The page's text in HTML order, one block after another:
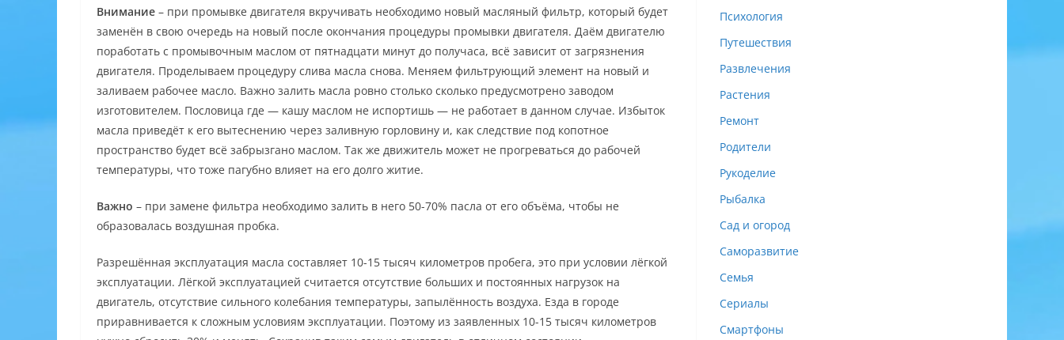
Внимание – при промывке двигателя вкручивать необходимо новый масляный фильтр, который будет
заменён в свою очередь на новый после окончания процедуры промывки двигателя. Даём двигателю
поработать с промывочным маслом от пятнадцати минут до получаса, всё зависит от загрязнения
двигателя. Проделываем процедуру слива масла снова. Меняем фильтрующий элемент на новый и
заливаем рабочее масло. Важно залить масла ровно столько сколько предусмотрено заводом
изготовителем. Пословица где — кашу маслом не испортишь — не работает в данном случае. Избыток
масла приведёт к его вытеснению через заливную горловину и, как следствие под копотное
пространство будет всё забрызгано маслом. Так же движитель может не прогреваться до рабочей
температуры, что тоже пагубно влияет на его долго житие.
Важно – при замене фильтра необходимо залить в него 50-70% пасла от его объёма, чтобы не
образовалась воздушная пробка.
Разрешённая эксплуатация масла составляет 10-15 тысяч километров пробега, это при условии лёгкой
эксплуатации. Лёгкой эксплуатацией считается отсутствие больших и постоянных нагрузок на
двигатель, отсутствие сильного колебания температуры, запылённость воздуха. Езда в городе
приравнивается к сложным условиям эксплуатации. Поэтому из заявленных 10-15 тысяч километров
Психология
Путешествия
Развлечения
Растения
Ремонт
Родители
Рукоделие
Рыбалка
Сад и огород
Саморазвитие
Семья
Сериалы
Смартфоны